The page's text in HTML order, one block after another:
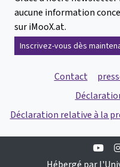
aucune information
sur iMooX.at.
Inscrivez-vous dès
Contact
Déclaration relative à la
Hébergé par